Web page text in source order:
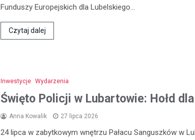
Funduszy Europejskich dla Lubelskiego…
Czytaj dalej
Inwestycje Wydarzenia
Święto Policji w Lubartowie: Hołd
Anna Kowalik 27 lipca 2026
24 lipca w zabytkowym wnętrzu Pałacu Sanguszków w